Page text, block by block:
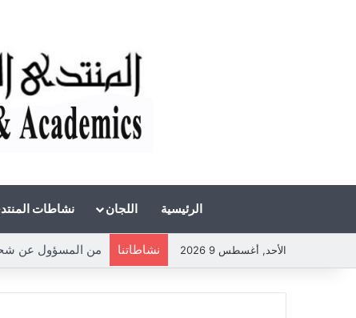
الرئيسية اللجان نشاطات
الأحد, أغسطس 9 2026 نشاطاتنا